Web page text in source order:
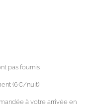
pas fournis
(6€/nuit)
à votre arrivée en